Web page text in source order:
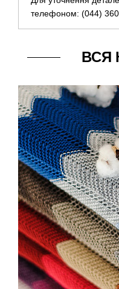
телефоном: (044)
ВСЯ